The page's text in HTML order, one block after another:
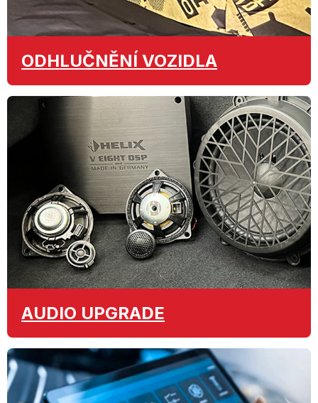
ODHLUČNĚNÍ VOZIDLA
AUDIO UPGRADE